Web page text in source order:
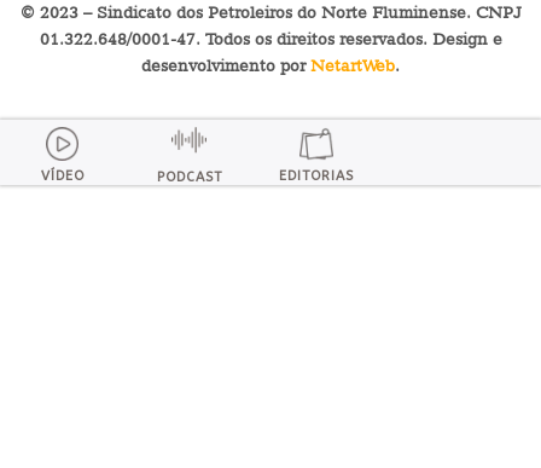
© 2023 – Sindicato dos Petroleiros do Norte Fluminense. CNPJ
01.322.648/0001-47. Todos os direitos reservados. Design e
desenvolvimento porNetartWeb.
VÍDEO PODCAST EDITORIAS